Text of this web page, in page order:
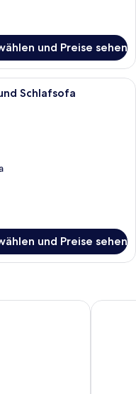
und Preise sehen
mit einem großen
Schlafsofa
und Preise sehen
ibis